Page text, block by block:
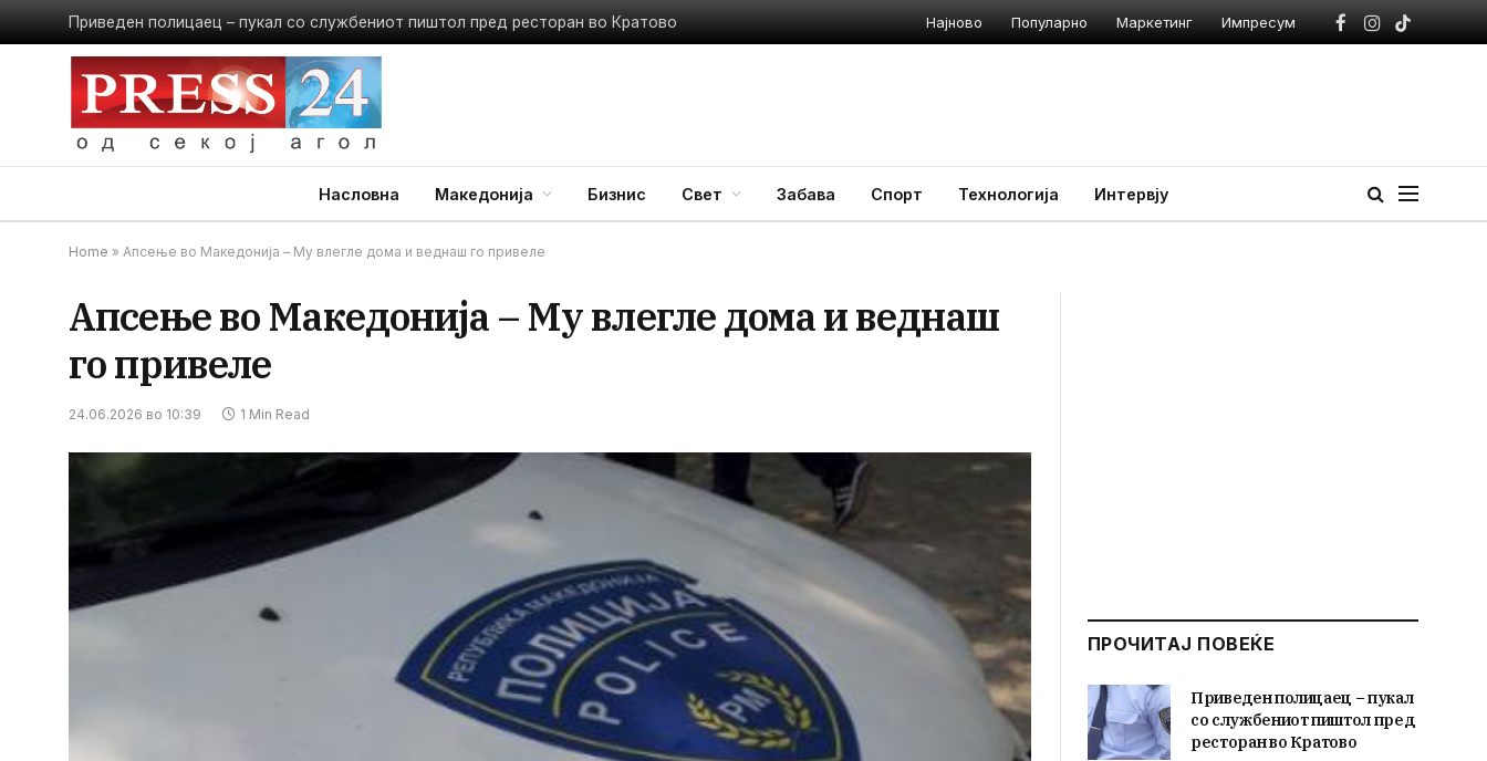
Приведен полицаец – пукал со службениот пиштол пред ресторан во Кратово Најново Популарно Маркетинг Импресум
Facebook
Instagram
TikTok
Насловна Македонија Бизнис Свет Забава Спорт Технологија Интервју
Home » Апсење во Македонија – Му влегле дома и веднаш го привеле
Апсење во Македонија – Му влегле дома и веднаш
го привеле
24.06.2026 во 10:39 1 Min Read
ПРОЧИТАЈ ПОВЕЌЕ
Приведен полицаец – пукал
со службениот пиштол пред
ресторан во Кратово